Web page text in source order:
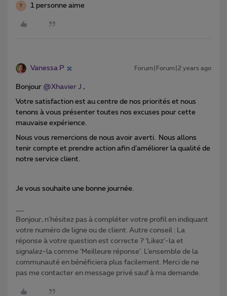
T 1 personne aime
Vanessa P Forum|Forum|2 years ago
Bonjour @Xhavier J ,
Votre satisfaction est au centre de nos priorités et nous
tenons à vous présenter toutes nos excuses pour cette
mauvaise expérience.
Nous vous remercions de nous avoir averti. Nous allons
tenir compte et prendre action afin d’améliorer la qualité de
notre service client.
Je vous souhaite une bonne journée.
Bonjour, n'hésitez pas à compléter votre profil en indiquant
votre numéro de ligne ou de client. Autre conseil : La
réponse à votre question est correcte ? ‘Likez’-la et
signalez-la comme ‘Meilleure réponse’. L’ensemble de la
communauté en bénéficiera plus facilement. Merci de ne
pas me contacter en message privé sauf à ma demande.